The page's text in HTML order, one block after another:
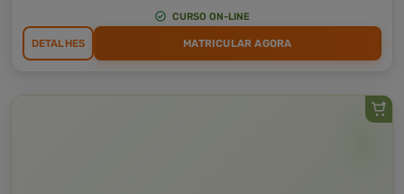
CURSO ON-LINE
DETALHES MATRICULAR AGORA